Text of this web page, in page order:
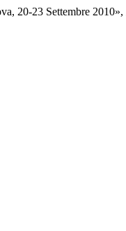
20-23 Settembre 2010»,